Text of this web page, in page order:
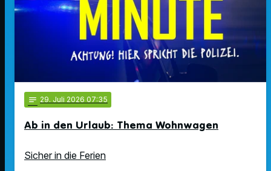
notes 29. Juli 2026 07:35
Ab in den Urlaub: Thema Wohnwagen
Sicher in die Ferien